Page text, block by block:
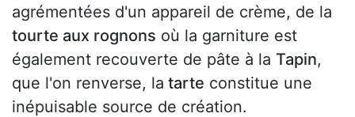
agrémentées d'un appareil de crème, de la
tourte aux rognons où la garniture est
également recouverte de pâte à la Tapin,
que l'on renverse, la tarte constitue une
inépuisable source de création.